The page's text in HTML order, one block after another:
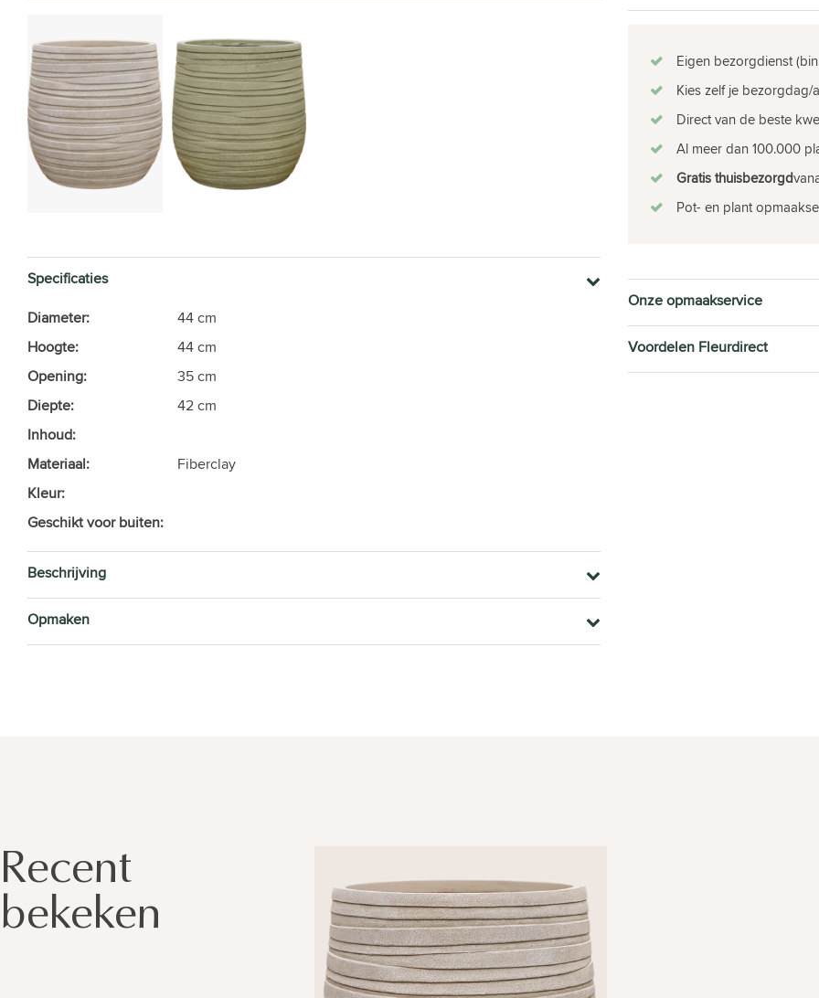
Specificaties
Diameter:
44 cm
Hoogte:
44 cm
Opening:
35 cm
Diepte:
42 cm
Inhoud:
Materiaal:
Fiberclay
Kleur:
Geschikt voor buiten:
Beschrijving
Opmaken
Eigen bezorgdienst
Kies zelf je
Direct van de beste
Al meer dan 100.000
Gratis thuisbezorgd
Pot- en plant
Onze opmaakservice
Voordelen Fleurdirect
Recent
bekeken